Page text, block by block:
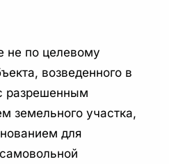
не по целевому
возведенного в
разрешенным
земельного участка,
для